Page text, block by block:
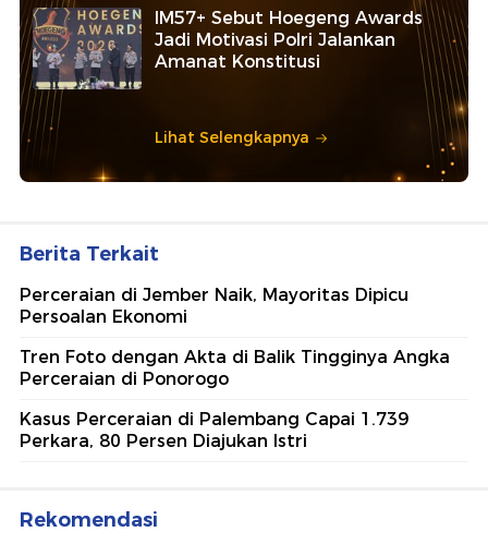
IM57+ Sebut Hoegeng Awards
Jadi Motivasi Polri Jalankan
Amanat Konstitusi
Lihat Selengkapnya
Berita Terkait
Perceraian di Jember Naik, Mayoritas Dipicu
Persoalan Ekonomi
Tren Foto dengan Akta di Balik Tingginya Angka
Perceraian di Ponorogo
Kasus Perceraian di Palembang Capai 1.739
Perkara, 80 Persen Diajukan Istri
Rekomendasi